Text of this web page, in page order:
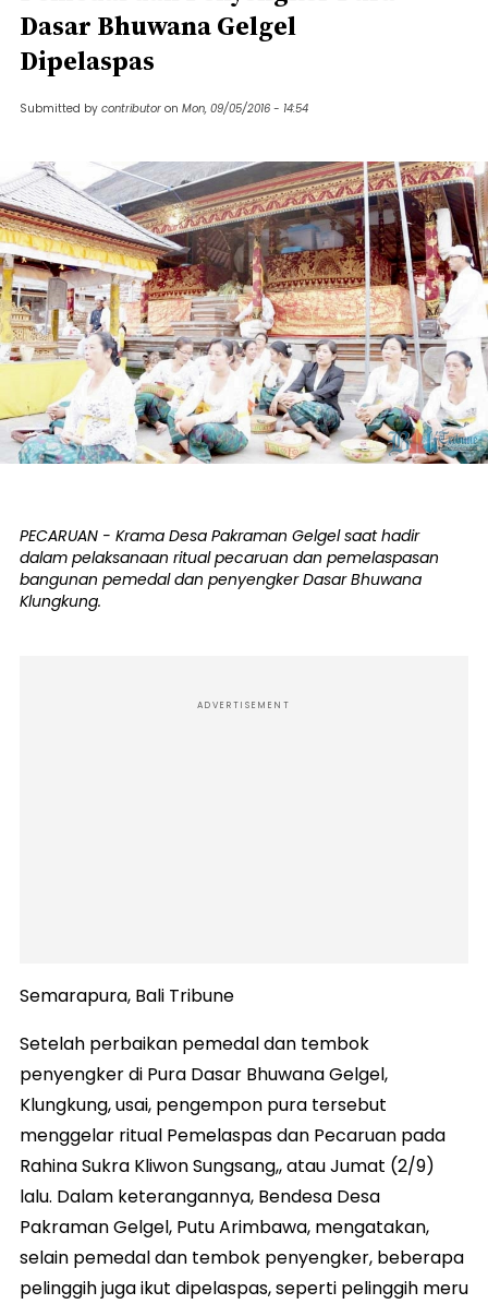
Dasar Bhuwana Gelgel
Dipelaspas
Submitted by contributor on Mon, 09/05/2016 - 14:54
PECARUAN - Krama Desa Pakraman Gelgel saat hadir
dalam pelaksanaan ritual pecaruan dan pemelaspasan
bangunan pemedal dan penyengker Dasar Bhuwana
Klungkung.
ADVERTISEMENT
Semarapura, Bali Tribune
Setelah perbaikan pemedal dan tembok
penyengker di Pura Dasar Bhuwana Gelgel,
Klungkung, usai, pengempon pura tersebut
menggelar ritual Pemelaspas dan Pecaruan pada
Rahina Sukra Kliwon Sungsang,, atau Jumat (2/9)
lalu. Dalam keterangannya, Bendesa Desa
Pakraman Gelgel, Putu Arimbawa, mengatakan,
selain pemedal dan tembok penyengker, beberapa
pelinggih juga ikut dipelaspas, seperti pelinggih meru